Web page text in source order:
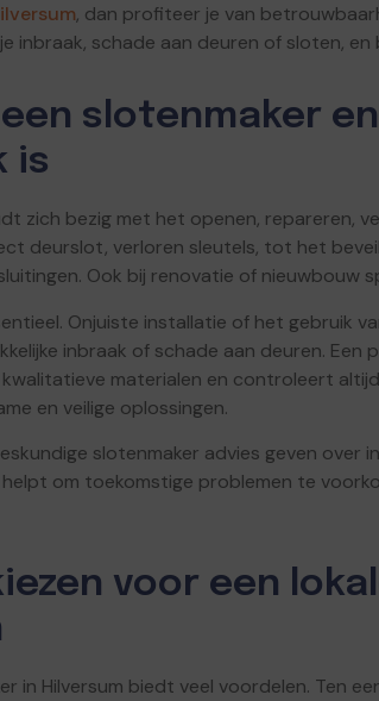
, dan profiteer je van
inbraak, schade aan deuren of sloten,
slotenmaker
is
zich bezig met het openen, repareren,
deurslot, verloren sleutels, tot het
Ook bij renovatie of nieuwbouw
Onjuiste installatie of het gebruik
inbraak of schade aan deuren.
kwalitatieve materialen en controleert
en veilige oplossingen.
slotenmaker advies geven
helpt om toekomstige problemen te
voor een
in Hilversum biedt veel voordelen. Ten